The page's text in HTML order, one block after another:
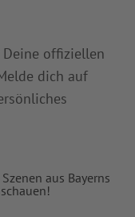
offiziellen
dich auf
aus Bayerns